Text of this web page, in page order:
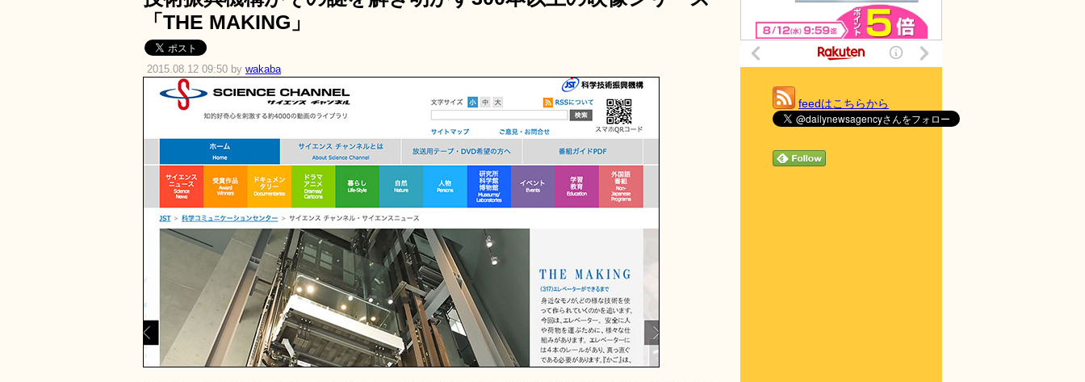
「THE MAKING」
2015.08.12 09:50 by wakaba
feedはこちらから